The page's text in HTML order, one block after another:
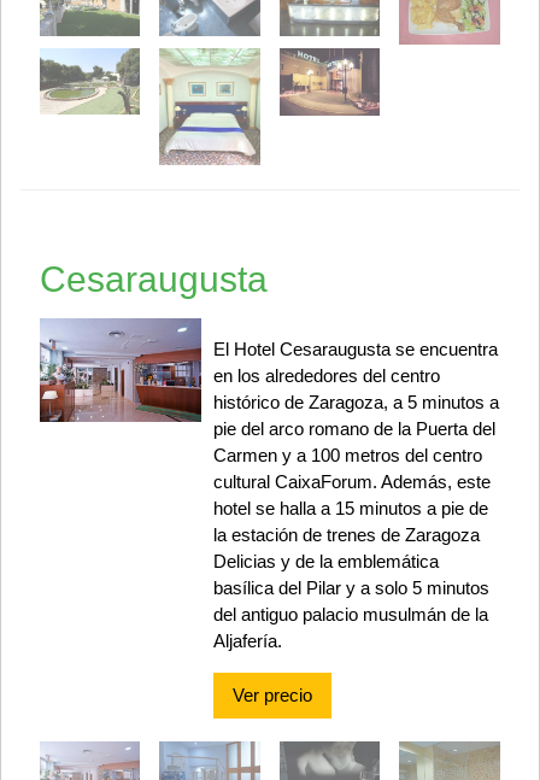
Cesaraugusta
El Hotel Cesaraugusta se encuentra
en los alrededores del centro
histórico de Zaragoza, a 5 minutos a
pie del arco romano de la Puerta del
Carmen y a 100 metros del centro
cultural CaixaForum. Además, este
hotel se halla a 15 minutos a pie de
la estación de trenes de Zaragoza
Delicias y de la emblemática
basílica del Pilar y a solo 5 minutos
del antiguo palacio musulmán de la
Aljafería.
Ver precio